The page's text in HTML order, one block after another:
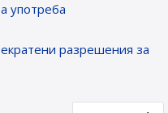
употреба
разрешения за